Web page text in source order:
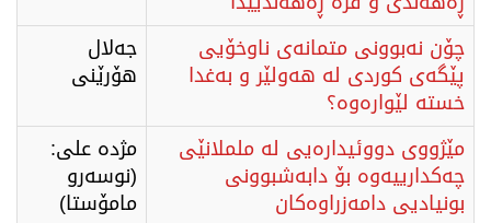
چۆن نەبوونی متمانەی ناوخۆیی
پێگەی کوردی لە هەولێر و بەغدا
خستە لێوارەوە؟
جەلال
هۆرێنی
مێژووی دووئیدارەیی لە ململانێی
چەکدارییەوە بۆ دابەشبوونی
بونیادیی دامەزراوەکان
مژدە علی:
(نوسەرو
مامۆستا)